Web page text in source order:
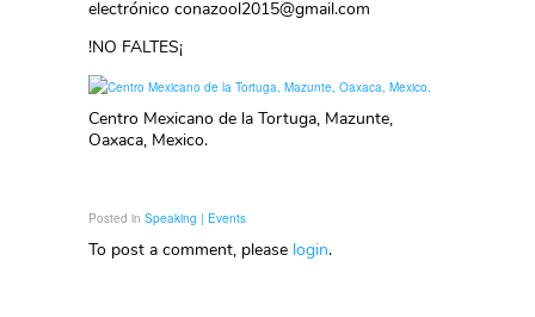
electrónico conazool2015@gmail.com
!NO FALTES¡
Centro Mexicano de la Tortuga, Mazunte,
Oaxaca, Mexico.
Posted in Speaking | Events
To post a comment, please login.